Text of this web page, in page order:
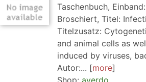
Taschenbuch,
Broschiert, Titel:
Titelzusatz:
and animal cells as
induced by viruses,
Autor:...
more
Shop: averdo